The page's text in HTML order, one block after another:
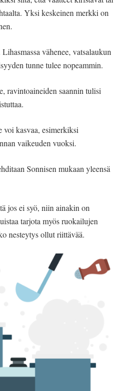
Yksi keskeinen merkki on
vähenee, vatsalaukun
tunne tulee nopeammin.
ravintoaineiden saannin tulisi
voi kasvaa, esimerkiksi
vaikeuden vuoksi.
Sonnisen mukaan yleensä
jos ei syö, niin ainakin on
tarjota myös ruokailujen
nesteytys ollut riittävää.